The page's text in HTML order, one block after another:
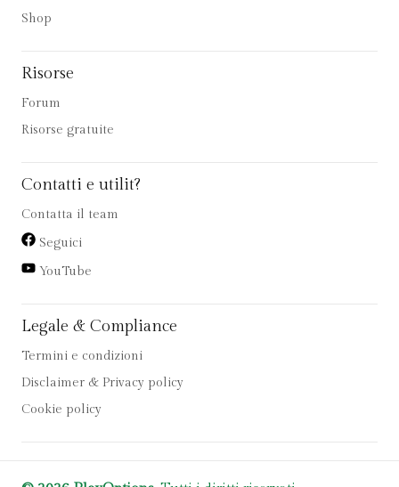
Shop
Risorse
Forum
Risorse gratuite
Contatti e utilit?
Contatta il team
Seguici
YouTube
Legale & Compliance
Termini e condizioni
Disclaimer & Privacy policy
Cookie policy